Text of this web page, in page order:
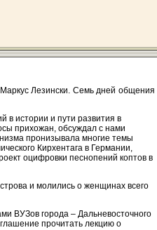
Лезински. Семь дней общения
в истории и пути развития в
прихожан, обсуждал с нами
пронизывала многие темы
Кирхентага в Германии,
оцифровки песнопений коптов в
и молились о женщинах всего
ВУЗов города – Дальневосточного
прочитать лекцию о